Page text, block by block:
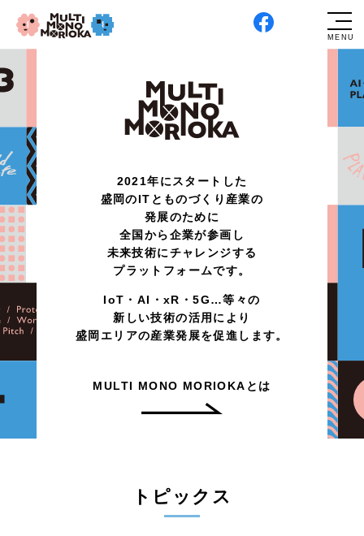
2021年にスタートした
盛岡のITとものづくり産業の
発展のために
全国から企業が参画し
未来技術にチャレンジする
プラットフォームです。
IoT・AI・xR・5G…等々の
新しい技術の活用により
盛岡エリアの産業発展を促進します。
MULTI MONO MORIOKAとは
トピックス